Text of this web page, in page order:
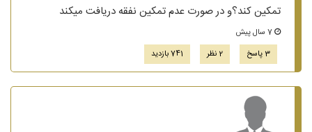
تمکین کند؟و در صورت عدم تمکین نفقه دریافت میکند
3 پاسخ
2 نظر 741 بازدید